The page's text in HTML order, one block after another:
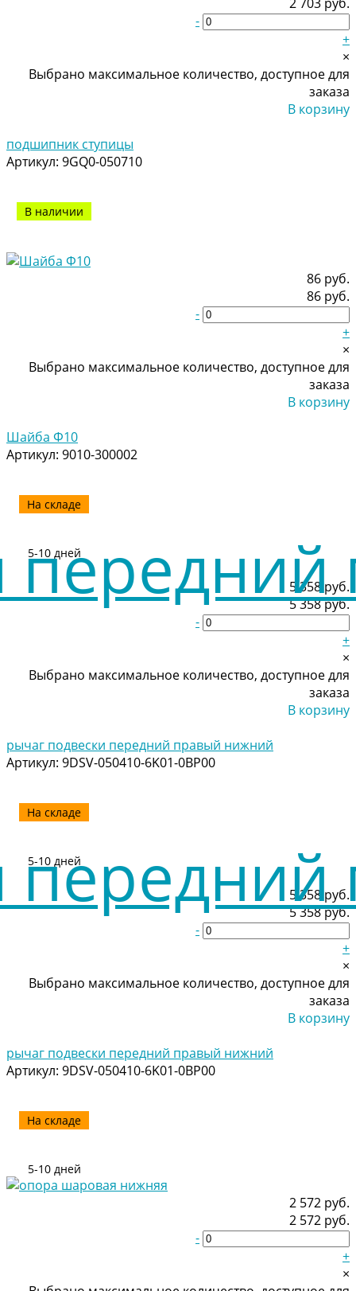
-
+
×
Выбрано максимальное количество, доступное для
заказа
В корзину
подшипник ступицы
Артикул: 9GQ0-050710
В наличии
2 572 руб.
2 572 руб.
-
+
×
86 руб.
86 руб.
-
+
×
Выбрано максимальное количество, доступное для
заказа
В корзину
Шайба Ф10
Артикул: 9010-300002
На складе
5-10 дней
5 358 руб.
5 358 руб.
-
+
×
Выбрано максимальное количество, доступное для
заказа
В корзину
рычаг подвески передний правый нижний
Артикул: 9DSV-050410-6K01-0BP00
На складе
5-10 дней
5 358 руб.
5 358 руб.
-
+
×
Выбрано максимальное количество, доступное для
заказа
В корзину
рычаг подвески передний правый нижний
Артикул: 9DSV-050410-6K01-0BP00
На складе
5-10 дней